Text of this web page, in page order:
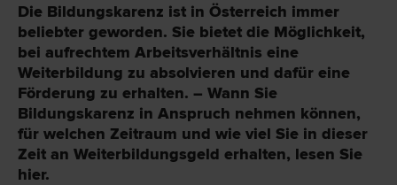
Die Bildungskarenz ist in Österreich immer
beliebter geworden. Sie bietet die Möglichkeit,
bei aufrechtem Arbeitsverhältnis eine
Weiterbildung zu absolvieren und dafür eine
Förderung zu erhalten. – Wann Sie
Bildungskarenz in Anspruch nehmen können,
für welchen Zeitraum und wie viel Sie in dieser
Zeit an Weiterbildungsgeld erhalten, lesen Sie
hier.